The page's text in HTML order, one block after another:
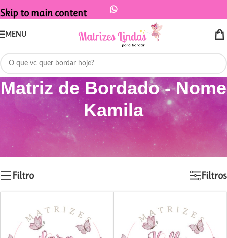
Skip to main content
MENU
Matriz de Bordado - Nome
Kamila
Início
Produtos marcados com a tag “Matriz de Bordado - Nome Kamila”
Mostrando todos os 5 resultados
Filtro Filtros